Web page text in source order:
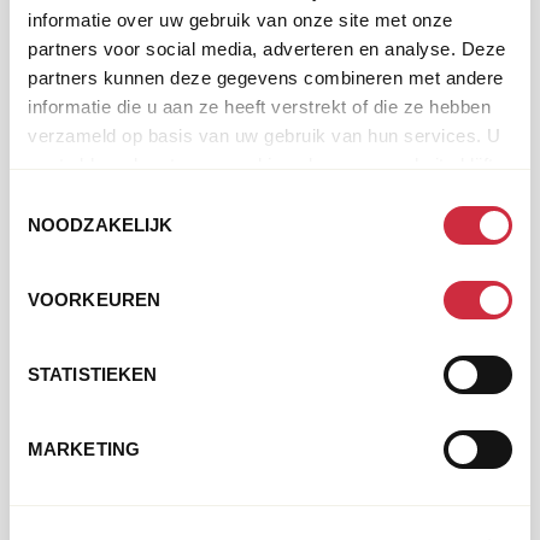
informatie over uw gebruik van onze site met onze
partners voor social media, adverteren en analyse. Deze
partners kunnen deze gegevens combineren met andere
informatie die u aan ze heeft verstrekt of die ze hebben
verzameld op basis van uw gebruik van hun services. U
NOODZAKELIJK
VOORKEUREN
STATISTIEKEN
MARKETING
BEKIJK HET BERICHT
:
VOORUITGANG VAN ONTWIKKELINGSHULP